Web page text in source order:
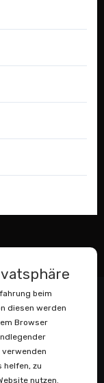
beim
diesen werden
Browser
verwenden
helfen, zu
nutzen.